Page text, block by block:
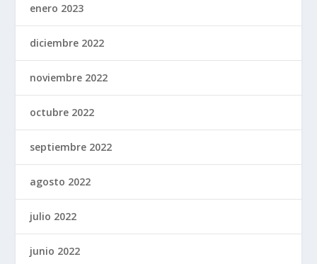
enero 2023
diciembre 2022
noviembre 2022
octubre 2022
septiembre 2022
agosto 2022
julio 2022
junio 2022